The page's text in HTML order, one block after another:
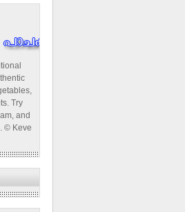
Try
and
© Keve